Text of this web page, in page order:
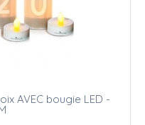
AVEC bougie LED -